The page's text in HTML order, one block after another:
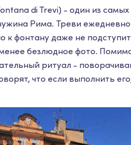
di Trevi) - один из
Рима. Треви ежедневно
к фонтану даже не
безлюдное фото.
ритуал -
что если выполнить